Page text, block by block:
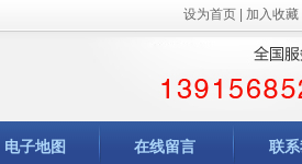
设为首页| 加入收藏
电子地图 在线留言 联